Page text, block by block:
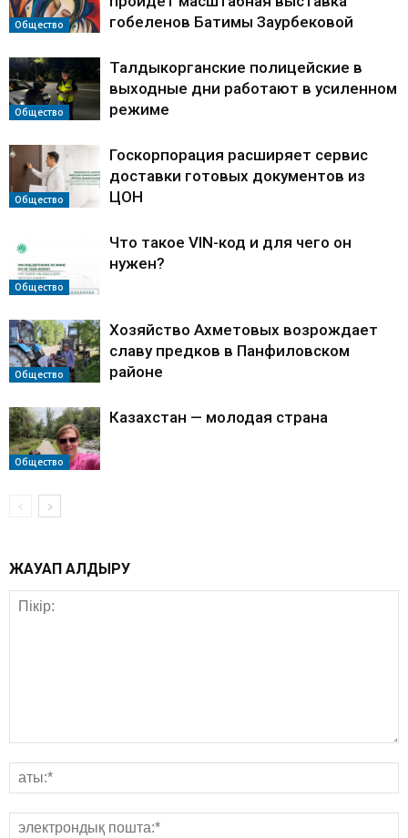
Общество
гобеленов Батимы Заурбековой
Общество
Талдыкорганские полицейские в
выходные дни работают в усиленном
режиме
Общество
Госкорпорация расширяет сервис
доставки готовых документов из
ЦОН
Общество
Что такое VIN-код и для чего он
нужен?
Общество
Хозяйство Ахметовых возрождает
славу предков в Панфиловском
районе
Общество
Казахстан — молодая страна
ЖАУАП ҚАЛДЫРУ